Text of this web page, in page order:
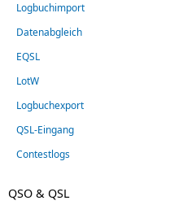
Logbuchimport
Datenabgleich
EQSL
LotW
Logbuchexport
QSL-Eingang
Contestlogs
QSO & QSL